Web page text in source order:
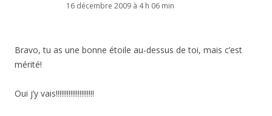
16 décembre 2009 à 4 h 06 min
Bravo, tu as une bonne étoile au-dessus de toi, mais c’est
mérité!
Oui j’y vais!!!!!!!!!!!!!!!!!!!!!